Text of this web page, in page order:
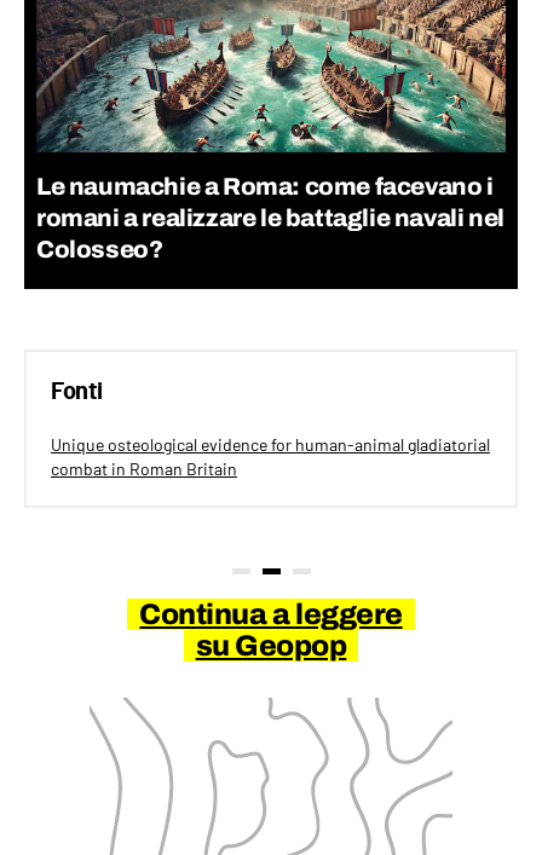
Le naumachie a Roma: come facevano i
romani a realizzare le battaglie navali nel
Colosseo?
Fonti
Unique osteological evidence for human-animal gladiatorial
combat in Roman Britain
Continua a leggere
su Geopop